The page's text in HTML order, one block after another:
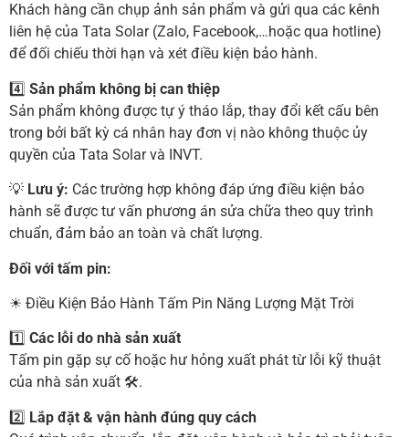
Khách hàng cần chụp ảnh sản phẩm và gửi qua các kênh
liên hệ của Tata Solar (Zalo, Facebook,…hoặc qua hotline)
để đối chiếu thời hạn và xét điều kiện bảo hành.
4️⃣ Sản phẩm không bị can thiệp
Sản phẩm không được tự ý tháo lắp, thay đổi kết cấu bên
trong bởi bất kỳ cá nhân hay đơn vị nào không thuộc ủy
quyền của Tata Solar và INVT.
💡 Lưu ý: Các trường hợp không đáp ứng điều kiện bảo
hành sẽ được tư vấn phương án sửa chữa theo quy trình
chuẩn, đảm bảo an toàn và chất lượng.
Đối với tấm pin:
☀ Điều Kiện Bảo Hành Tấm Pin Năng Lượng Mặt Trời
1️⃣ Các lỗi do nhà sản xuất
Tấm pin gặp sự cố hoặc hư hỏng xuất phát từ lỗi kỹ thuật
của nhà sản xuất 🛠.
2️⃣ Lắp đặt & vận hành đúng quy cách